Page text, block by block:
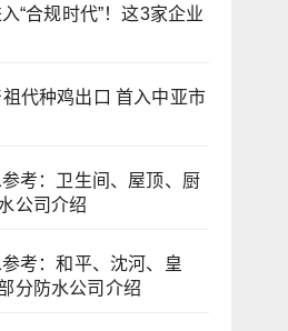
“合规时代”！这3家企业
代种鸡出口 首入中亚市
考：卫生间、屋顶、厨
公司介绍
考：和平、沈河、皇
分防水公司介绍